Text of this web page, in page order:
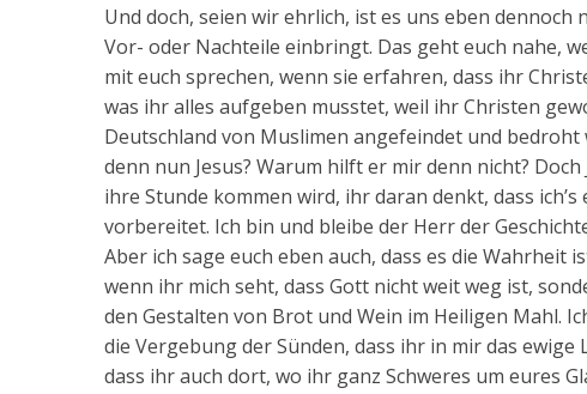
Und doch, seien wir ehrlich, ist es uns eben
Vor- oder Nachteile einbringt. Das geht euch nahe,
mit euch sprechen, wenn sie erfahren, dass ihr
was ihr alles aufgeben musstet, weil ihr Christen
Deutschland von Muslimen angefeindet und bedroht
denn nun Jesus? Warum hilft er mir denn nicht?
ihre Stunde kommen wird, ihr daran denkt, dass
vorbereitet. Ich bin und bleibe der Herr der
Aber ich sage euch eben auch, dass es die Wahrheit
wenn ihr mich seht, dass Gott nicht weit weg ist,
den Gestalten von Brot und Wein im Heiligen Mahl.
die Vergebung der Sünden, dass ihr in mir das
dass ihr auch dort, wo ihr ganz Schweres um eures